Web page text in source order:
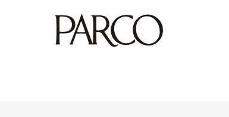
このたびの令和8年熊本地震により被害に